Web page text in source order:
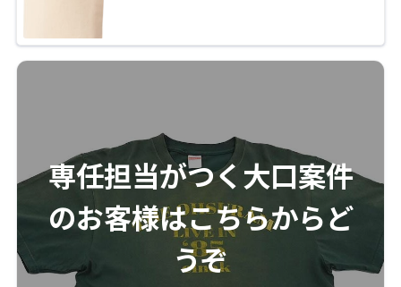
専任担当がつく大口案件
のお客様はこちらからど
うぞ